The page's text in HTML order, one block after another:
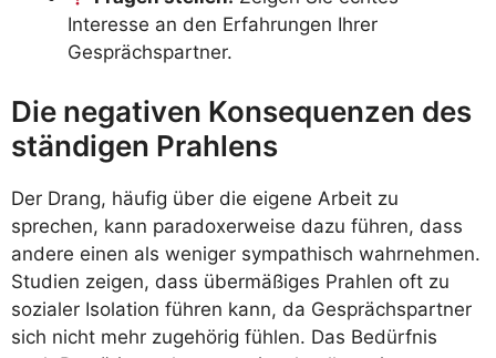
Interesse an den Erfahrungen Ihrer
Gesprächspartner.
Die negativen Konsequenzen des
ständigen Prahlens
Der Drang, häufig über die eigene Arbeit zu
sprechen, kann paradoxerweise dazu führen, dass
andere einen als weniger sympathisch wahrnehmen.
Studien zeigen, dass übermäßiges Prahlen oft zu
sozialer Isolation führen kann, da Gesprächspartner
sich nicht mehr zugehörig fühlen. Das Bedürfnis